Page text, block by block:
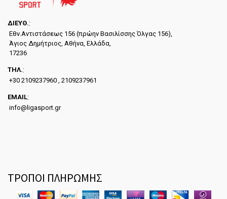
ΔΙΕYΘ.:
Εθν.Αντιστάσεως 156 (πρώην Βασιλίσσης Όλγας 156),
Άγιος Δημήτριος, Αθήνα, Ελλάδα,
17236
ΤΗΛ.:
+30 2109237960 , 2109237961
EMAIL:
info@ligasport.gr
ΤΡΟΠΟΙ ΠΛΗΡΩΜΗΣ